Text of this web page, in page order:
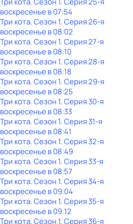
воскресенье в07:54
Три кота. Сезон 1. Серия 26-я
воскресенье в08:02
Три кота. Сезон 1. Серия 27-я
воскресенье в08:10
Три кота. Сезон 1. Серия 28-я
воскресенье в08:18
Три кота. Сезон 1. Серия 29-я
воскресенье в08:25
Три кота. Сезон 1. Серия 30-я
воскресенье в08:33
Три кота. Сезон 1. Серия 31-я
воскресенье в08:41
Три кота. Сезон 1. Серия 32-я
воскресенье в08:49
Три кота. Сезон 1. Серия 33-я
воскресенье в08:57
Три кота. Сезон 1. Серия 34-я
воскресенье в09:04
Три кота. Сезон 1. Серия 35-я
воскресенье в09:12
Три кота. Сезон 1. Серия 36-я